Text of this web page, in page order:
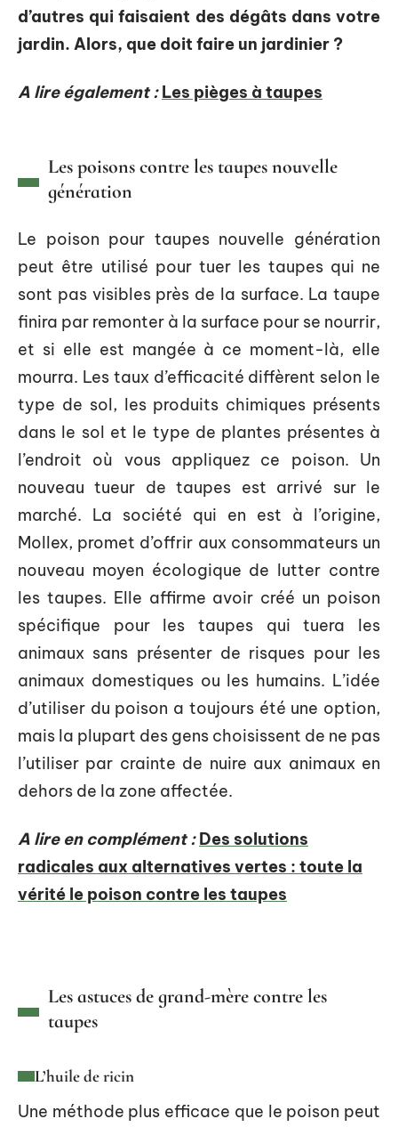
d’autres qui faisaient des dégâts dans votre
jardin. Alors, que doit faire un jardinier ?
A lire également : Les pièges à taupes
Les poisons contre les taupes nouvelle
génération
Le poison pour taupes nouvelle génération
peut être utilisé pour tuer les taupes qui ne
sont pas visibles près de la surface. La taupe
finira par remonter à la surface pour se nourrir,
et si elle est mangée à ce moment-là, elle
mourra. Les taux d’efficacité diffèrent selon le
type de sol, les produits chimiques présents
dans le sol et le type de plantes présentes à
l’endroit où vous appliquez ce poison. Un
nouveau tueur de taupes est arrivé sur le
marché. La société qui en est à l’origine,
Mollex, promet d’offrir aux consommateurs un
nouveau moyen écologique de lutter contre
les taupes. Elle affirme avoir créé un poison
spécifique pour les taupes qui tuera les
animaux sans présenter de risques pour les
animaux domestiques ou les humains. L’idée
d’utiliser du poison a toujours été une option,
mais la plupart des gens choisissent de ne pas
l’utiliser par crainte de nuire aux animaux en
dehors de la zone affectée.
A lire en complément : Des solutions
radicales aux alternatives vertes : toute la
vérité le poison contre les taupes
Les astuces de grand-mère contre les
taupes
L’huile de ricin
Une méthode plus efficace que le poison peut